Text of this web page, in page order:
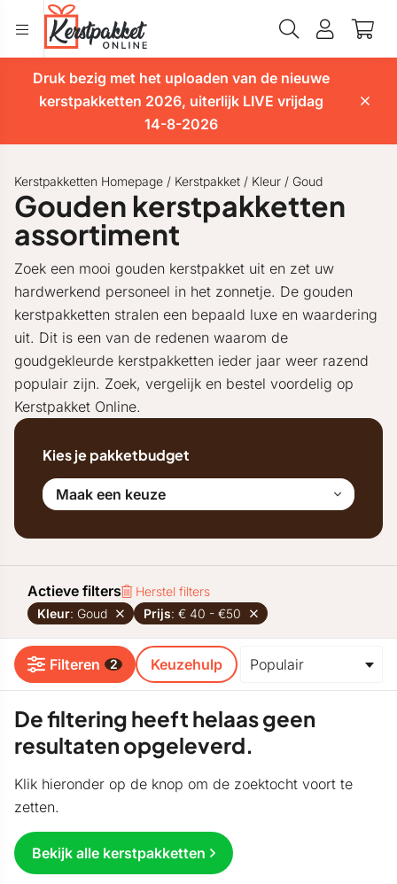
Druk bezig met het uploaden van de nieuwe
kerstpakketten 2026, uiterlijk LIVE vrijdag
14-8-2026
Kerstpakketten Homepage / Kerstpakket / Kleur / Goud
Gouden kerstpakketten
assortiment
Zoek een mooi gouden kerstpakket uit en zet uw
hardwerkend personeel in het zonnetje. De gouden
kerstpakketten stralen een bepaald luxe en waardering
uit. Dit is een van de redenen waarom de
goudgekleurde kerstpakketten ieder jaar weer razend
populair zijn. Zoek, vergelijk en bestel voordelig op
Kerstpakket Online.
Kies je pakketbudget
Maak een keuze
Actieve filters
Herstel filters
Kleur: Goud Prijs: € 40 - €50
Filteren 2 Keuzehulp
De filtering heeft helaas geen
resultaten opgeleverd.
Klik hieronder op de knop om de zoektocht voort te
zetten.
Bekijk alle kerstpakketten